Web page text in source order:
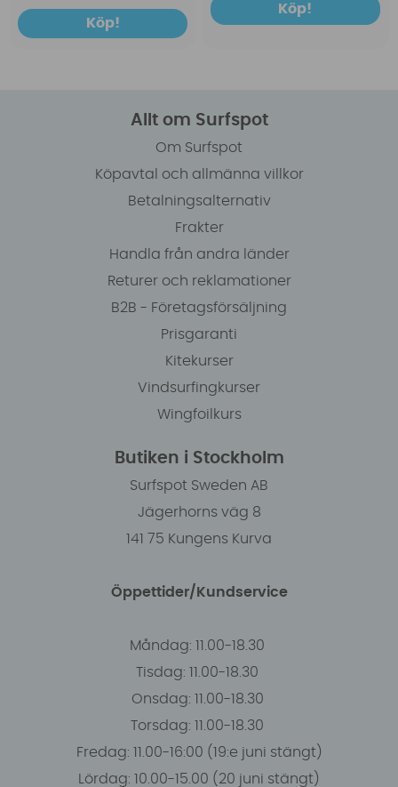
Köp!
Köp!
Allt om Surfspot
Om Surfspot
Köpavtal och allmänna villkor
Betalningsalternativ
Frakter
Handla från andra länder
Returer och reklamationer
B2B - Företagsförsäljning
Prisgaranti
Kitekurser
Vindsurfingkurser
Wingfoilkurs
Butiken i Stockholm
Surfspot Sweden AB
Jägerhorns väg 8
141 75 Kungens Kurva
Öppettider/Kundservice
Måndag: 11.00-18.30
Tisdag: 11.00-18.30
Onsdag: 11.00-18.30
Torsdag: 11.00-18.30
Fredag: 11.00-16:00 (19:e juni stängt)
Lördag: 10.00-15.00 (20 juni stängt)